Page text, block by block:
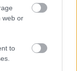
web or
to
volt a
valahára eljutott
már tudni